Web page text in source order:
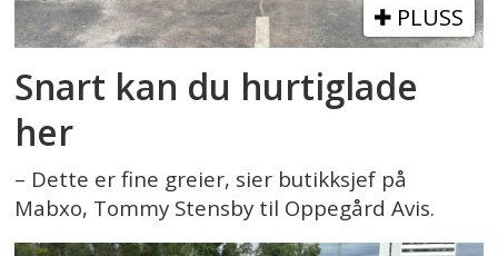
PLUSS
Snart kan du hurtiglade
her
– Dette er fine greier, sier butikksjef på
Mabxo, Tommy Stensby til Oppegård Avis.